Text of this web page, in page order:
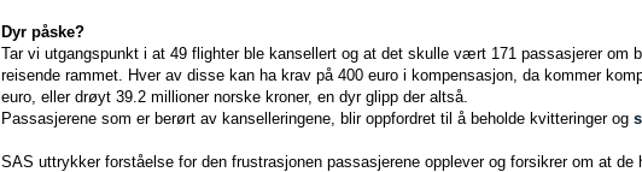
Dyr påske?
Tar vi utgangspunkt i at 49 flighter ble kansellert og at det skulle vært 171 passasjerer om
reisende rammet. Hver av disse kan ha krav på 400 euro i kompensasjon, da kommer
euro, eller drøyt 39.2 millioner norske kroner, en dyr glipp der altså.
Passasjerene som er berørt av kanselleringene, blir oppfordret til å beholde kvitteringer og
SAS uttrykker forståelse for den frustrasjonen passasjerene opplever og forsikrer om at